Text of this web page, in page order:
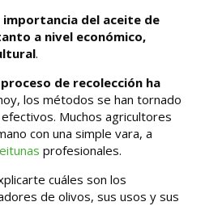
importancia del aceite de
a nivel económico,
.
de recolección ha
los métodos se han tornado
Muchos agricultores
con una simple vara, a
profesionales.
cuáles son los
de olivos, sus usos y sus